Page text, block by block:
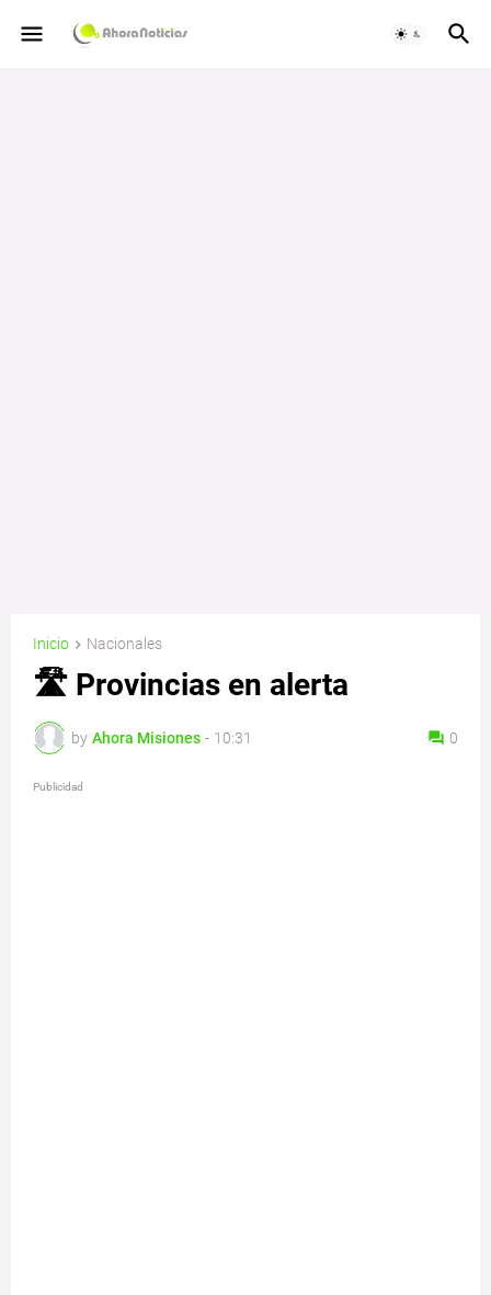
Inicio Nacionales
🛣️ Provincias en alerta
by Ahora Misiones - 10:31 0
Publicidad